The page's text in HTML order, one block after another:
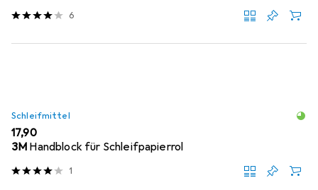
6
Schleifmittel
EUR
17,90
3M Handblock für Schleifpapierrol
1